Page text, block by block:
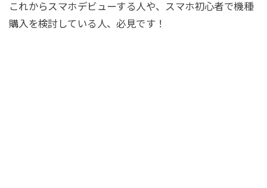
これからスマホデビューする人や、スマホ初心者で機種
購入を検討している人、必見です！